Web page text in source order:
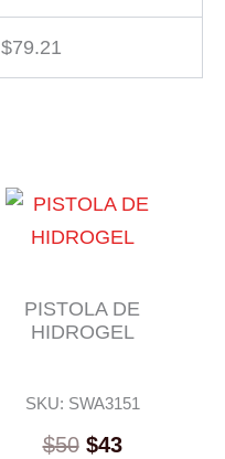
$79.21
PISTOLA DE
HIDROGEL
SKU: SWA3151
$50 $43